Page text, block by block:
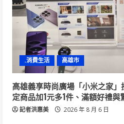
.消費生活 高雄市
高雄義享時尚廣場「小米之家
定商品加1元多1件、滿額好禮與
記者洪惠美 2026 年 8 月 6 日